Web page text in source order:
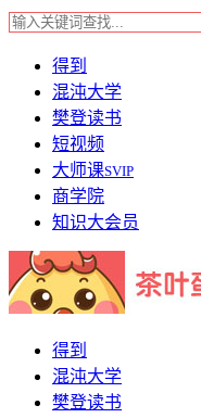
得到
混沌大学
樊登读书
短视频
大师课SVIP
商学院
知识大会员
得到
混沌大学
樊登读书